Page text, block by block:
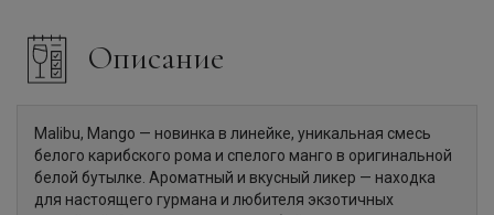
Описание
Malibu, Mango — новинка в линейке, уникальная смесь
белого карибского рома и спелого манго в оригинальной
белой бутылке. Ароматный и вкусный ликер — находка
для настоящего гурмана и любителя экзотичных